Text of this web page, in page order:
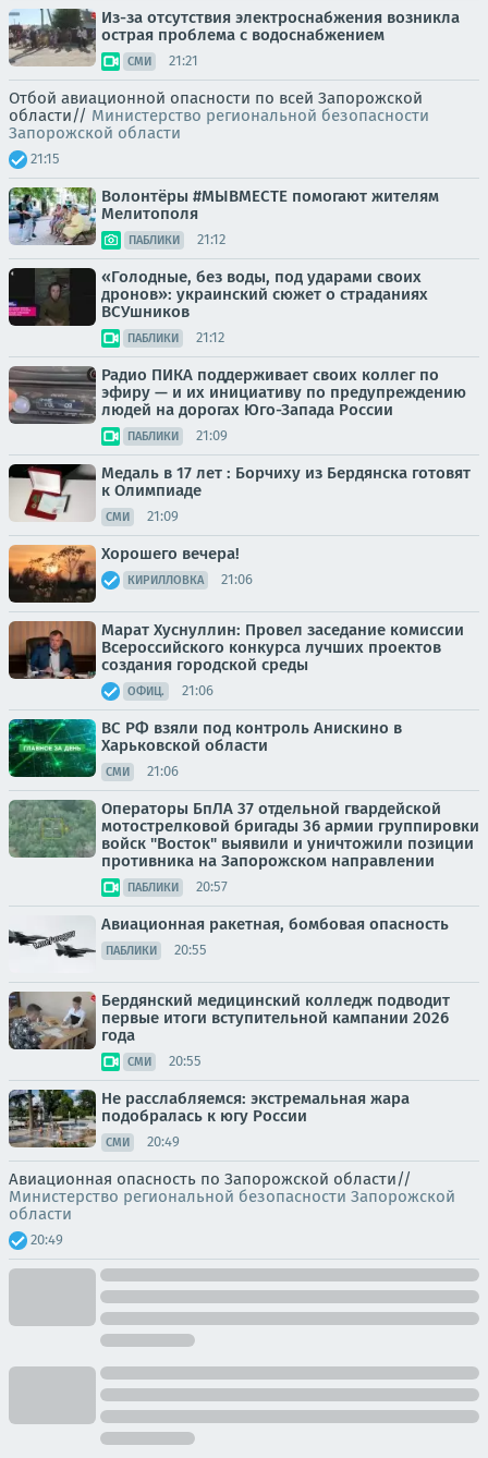
Из-за отсутствия электроснабжения возникла
острая проблема с водоснабжением
СМИ 21:21
Отбой авиационной опасности по всей Запорожской
области// Министерство региональной безопасности
Запорожской области
21:15
Волонтёры #МЫВМЕСТЕ помогают жителям
Мелитополя
ПАБЛИКИ 21:12
«Голодные, без воды, под ударами своих
дронов»: украинский сюжет о страданиях
ВСУшников
ПАБЛИКИ 21:12
Радио ПИКА поддерживает своих коллег по
эфиру — и их инициативу по предупреждению
людей на дорогах Юго-Запада России
ПАБЛИКИ 21:09
Медаль в 17 лет : Борчиху из Бердянска готовят
к Олимпиаде
СМИ 21:09
Хорошего вечера!
КИРИЛЛОВКА 21:06
Марат Хуснуллин: Провел заседание комиссии
Всероссийского конкурса лучших проектов
создания городской среды
ОФИЦ. 21:06
ВС РФ взяли под контроль Анискино в
Харьковской области
СМИ 21:06
Операторы БпЛА 37 отдельной гвардейской
мотострелковой бригады 36 армии группировки
войск "Восток" выявили и уничтожили позиции
противника на Запорожском направлении
ПАБЛИКИ 20:57
Авиационная ракетная, бомбовая опасность
ПАБЛИКИ 20:55
Бердянский медицинский колледж подводит
первые итоги вступительной кампании 2026
года
СМИ 20:55
Не расслабляемся: экстремальная жара
подобралась к югу России
СМИ 20:49
Авиационная опасность по Запорожской области//
Министерство региональной безопасности Запорожской
области
20:49